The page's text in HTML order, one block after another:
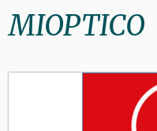
MIOPTICO